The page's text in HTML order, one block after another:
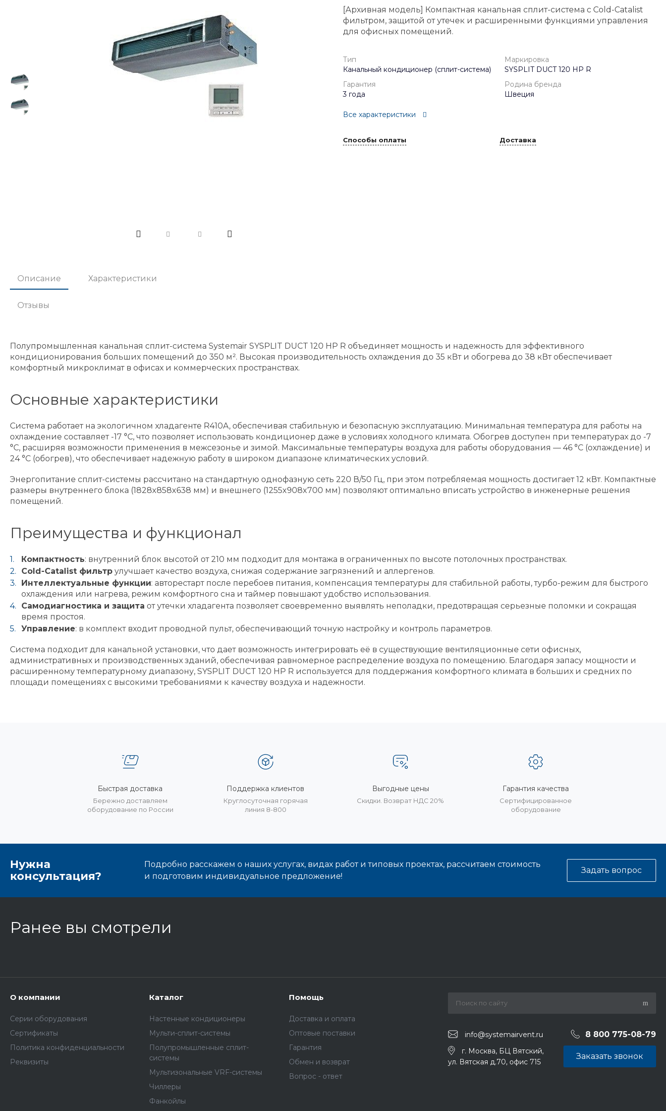
[Архивная модель] Компактная канальная сплит-система с Cold-Catalist
фильтром, защитой от утечек и расширенными функциями управления
для офисных помещений.
Тип
Канальный кондиционер (сплит-система)
Маркировка
SYSPLIT DUCT 120 HP R
Гарантия
3 года
Родина бренда
Швеция
Все характеристики
Способы оплаты Доставка
Описание Характеристики
Отзывы
Полупромышленная канальная сплит-система Systemair SYSPLIT DUCT 120 HP R объединяет мощность и надежность для эффективного
кондиционирования больших помещений до 350 м². Высокая производительность охлаждения до 35 кВт и обогрева до 38 кВт обеспечивает
комфортный микроклимат в офисах и коммерческих пространствах.
Основные характеристики
Система работает на экологичном хладагенте R410A, обеспечивая стабильную и безопасную эксплуатацию. Минимальная температура для работы на
охлаждение составляет -17 °C, что позволяет использовать кондиционер даже в условиях холодного климата. Обогрев доступен при температурах до -7
°C, расширяя возможности применения в межсезонье и зимой. Максимальные температуры воздуха для работы оборудования — 46 °C (охлаждение) и
24 °C (обогрев), что обеспечивает надежную работу в широком диапазоне климатических условий.
Энергопитание сплит-системы рассчитано на стандартную однофазную сеть 220 В/50 Гц, при этом потребляемая мощность достигает 12 кВт. Компактные
размеры внутреннего блока (1828x858x638 мм) и внешнего (1255x908x700 мм) позволяют оптимально вписать устройство в инженерные решения
помещений.
Преимущества и функционал
Компактность: внутренний блок высотой от 210 мм подходит для монтажа в ограниченных по высоте потолочных пространствах.
Cold-Catalist фильтрулучшает качество воздуха, снижая содержание загрязнений и аллергенов.
Интеллектуальные функции: авторестарт после перебоев питания, компенсация температуры для стабильной работы, турбо-режим для быстрого
охлаждения или нагрева, режим комфортного сна и таймер повышают удобство использования.
Самодиагностика и защита от утечки хладагента позволяет своевременно выявлять неполадки, предотвращая серьезные поломки и сокращая
время простоя.
Управление: в комплект входит проводной пульт, обеспечивающий точную настройку и контроль параметров.
Система подходит для канальной установки, что дает возможность интегрировать её в существующие вентиляционные сети офисных,
административных и производственных зданий, обеспечивая равномерное распределение воздуха по помещению. Благодаря запасу мощности и
расширенному температурному диапазону, SYSPLIT DUCT 120 HP R используется для поддержания комфортного климата в больших и средних по
площади помещениях с высокими требованиями к качеству воздуха и надежности.
Быстрая доставка
Бережно доставляем
оборудование по России
Поддержка клиентов
Круглосуточная горячая
линия 8-800
Выгодные цены
Скидки. Возврат НДС 20%
Гарантия качества
Сертифицированное
оборудование
Нужна
консультация?
Подробно расскажем о наших услугах, видах работ и типовых проектах, рассчитаем стоимость
и подготовим индивидуальное предложение!
Задать вопрос
Ранее вы смотрели
О компании
Серии оборудования
Сертификаты
Политика конфиденциальности
Реквизиты
Каталог
Настенные кондиционеры
Мульти-сплит-системы
Полупромышленные сплит-
системы
Мультизональные VRF-системы
Чиллеры
Фанкойлы
Помощь
Доставка и оплата
Оптовые поставки
Гарантия
Обмен и возврат
Вопрос - ответ
info@systemairvent.ru 8 800 775-08-79
г. Москва, БЦ Вятский,
ул. Вятская д.70, офис 715
Заказать звонок